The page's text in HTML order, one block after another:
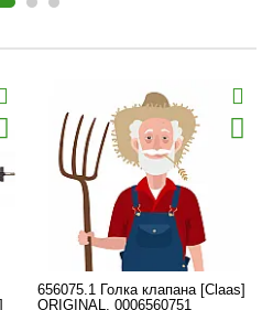
656075.1 Голка клапана [Claas]
ORIGINAL, 0006560751